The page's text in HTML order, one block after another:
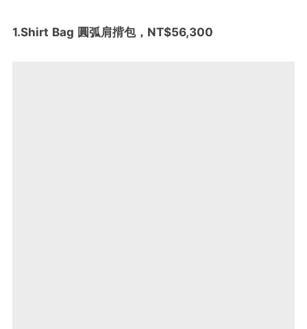
1.Shirt Bag 圓弧肩揹包，NT$56,300